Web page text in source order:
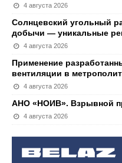
4 августа 2026
Солнцевский угольный
добычи — уникальные
4 августа 2026
Применение
вентиляции в
4 августа 2026
АНО «НОИВ». Взрывной
4 августа 2026